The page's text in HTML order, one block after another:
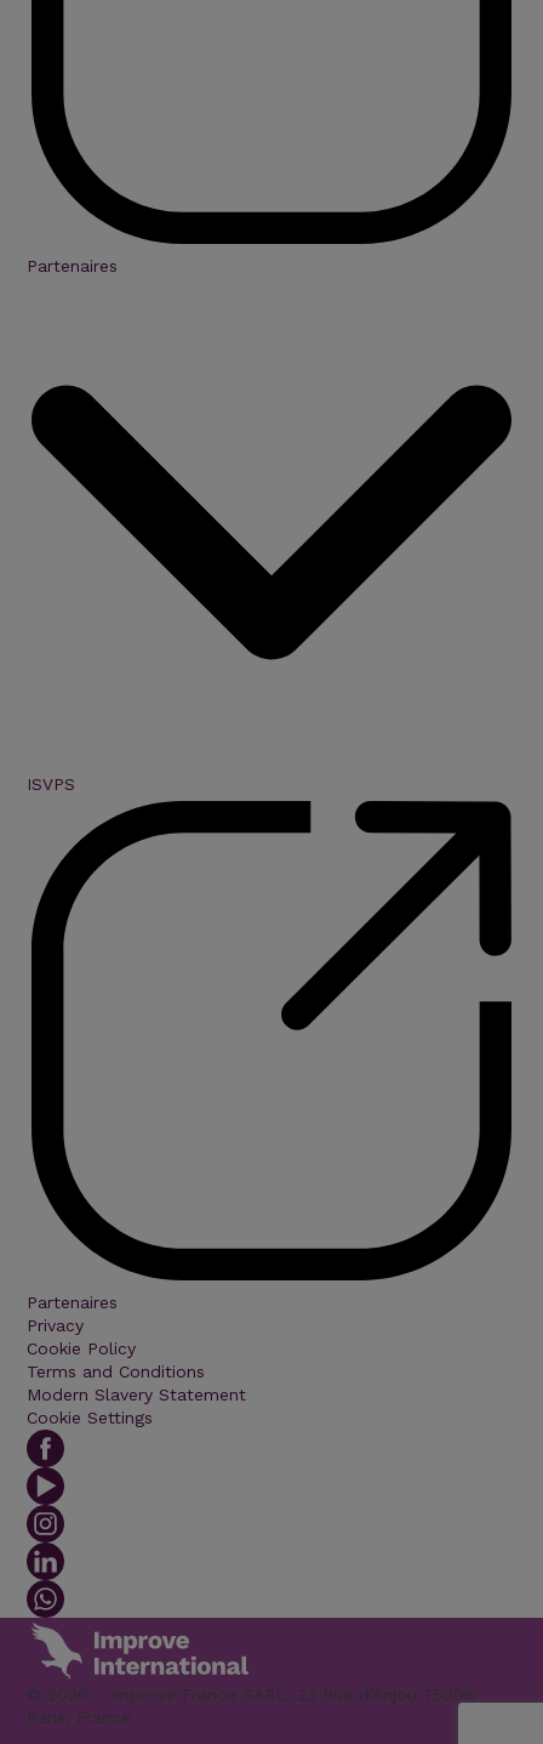
Partenaires
ISVPS
Partenaires
Privacy
Cookie Policy
Terms and Conditions
Modern Slavery Statement
Cookie Settings
© 2026 - Improve France SARL, 23 Rue d’Anjou 75008
Paris, France